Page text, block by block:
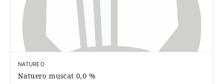
NATUREO
Natuero muscat 0,0 %